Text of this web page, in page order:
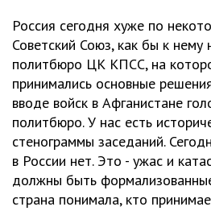
Россия сегодня хуже по
Советский Союз, как бы к нему
политбюро ЦК КПСС, на
принимались основные
вводе войск в Афганистане
политбюро. У нас есть
стенограммы заседаний.
в России нет. Это - ужас и
должны быть
страна понимала, кто